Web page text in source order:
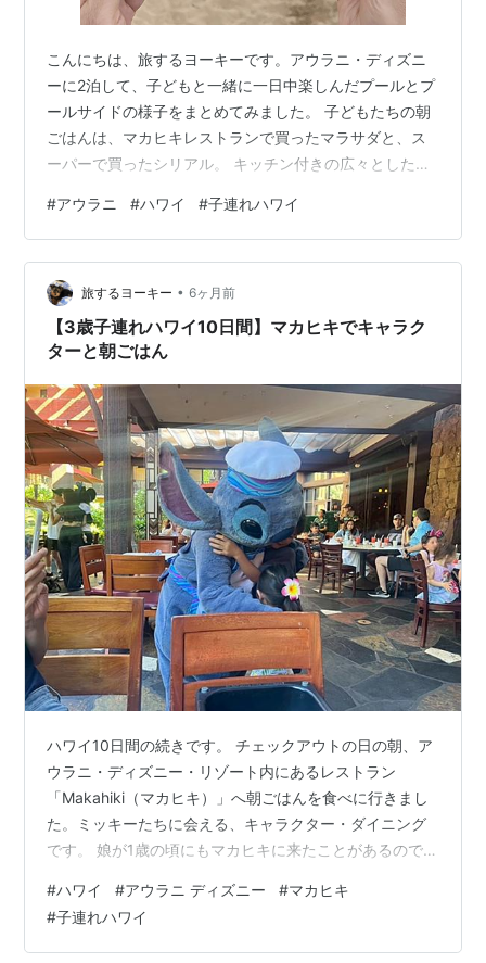
こんにちは、旅するヨーキーです。アウラニ・ディズニ
ーに2泊して、子どもと一緒に一日中楽しんだプールとプ
ールサイドの様子をまとめてみました。 子どもたちの朝
ごはんは、マカヒキレストランで買ったマラサダと、ス
ーパーで買ったシリアル。 キッチン付きの広々としたお
作られた可愛いミッキー。ハイビスカスのヘアクリップ
がいただけるのも嬉しい。 アウラニ滞在中、軽食はいつ
もプールサイドにある ULU CAFE（ウル・カフェ） を利
用しています。 アサイーボウルやポケボウルは量が多い
ので、一つ頼んで分けています。 ULU CAFEでは、タン
ブラーを購入するとジ…
#アウラニ #ハワイ #子連れハワイ
旅するヨーキー • 6ヶ月前
【3歳子連れハワイ10日間】マカヒキでキャラク
ターと朝ごはん
ハワイ10日間の続きです。 チェックアウトの日の朝、ア
ウラニ・ディズニー・リゾート内にあるレストラン
「Makahiki（マカヒキ）」へ朝ごはんを食べに行きまし
た。ミッキーたちに会える、キャラクター・ダイニング
です。 娘が1歳の頃にもマカヒキに来たことがあるのです
大号泣。今回は最初からニコニコで、とても嬉しそうに
している姿が印象的でした。成長したなあと、しみじ
み。 ちなみに、ディズニー関連の予約はいつも妹が担当
#ハワイ #アウラニ ディズニー #マカヒキ
#子連れハワイ